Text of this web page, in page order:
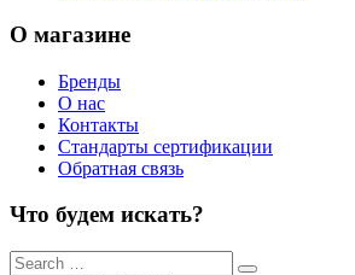
О магазине
Бренды
О нас
Контакты
Стандарты сертификации
Обратная связь
Что будем искать?